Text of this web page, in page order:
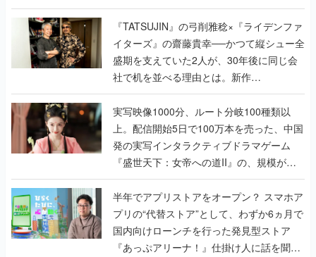
で作り込まれた理由を両ディレクターに聞
く
『TATSUJIN』の弓削雅稔×『ライデンファ
イターズ』の齋藤貴幸──かつて縦シュー全
盛期を支えていた2人が、30年後に同じ会
社で机を並べる理由とは。新作
『TATSUJIN EXTREME』で初タッグを組
んだレジェンド2人に訊く開発秘話
実写映像1000分、ルート分岐100種類以
上。配信開始5日で100万本を売った、中国
発の実写インタラクティブドラマゲーム
『盛世天下：女帝への道II』の、規模が違
うこだわりをプロデューサーに聞いた
半年でアプリストアをオープン？ スマホア
プリの“代替ストア”として、わずか6ヵ月で
国内向けローンチを行った発見型ストア
『あっぷアリーナ！』仕掛け人に話を聞い